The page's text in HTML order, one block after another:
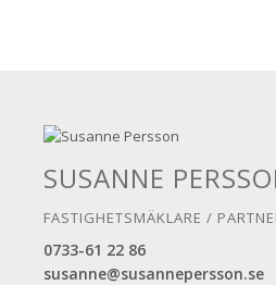
SUSANNE
FASTIGHETSMÄKLARE /
0733-61 22 86
susanne@susannepersson.se